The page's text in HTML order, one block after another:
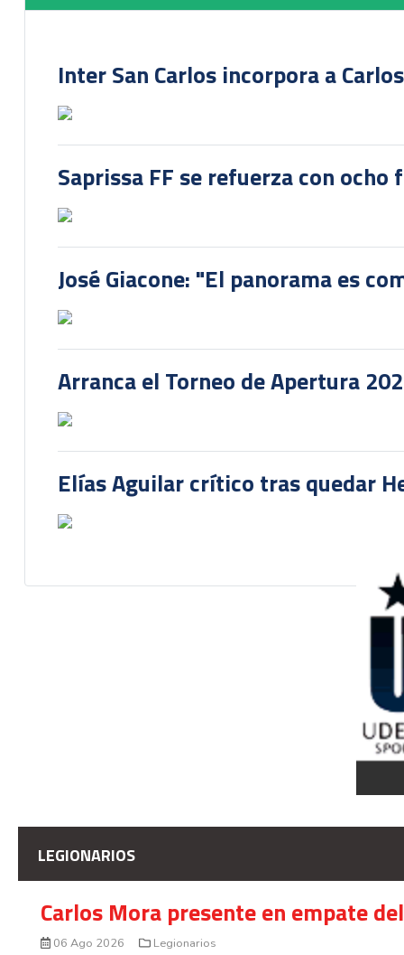
Inter San Carlos incorpora a
Saprissa FF se refuerza con
José Giacone: "El panorama es
Arranca el Torneo de Apertura
Elías Aguilar crítico tras quedar
LEGIONARIOS
Carlos Mora presente en empate
06 Ago 2026 Legionarios